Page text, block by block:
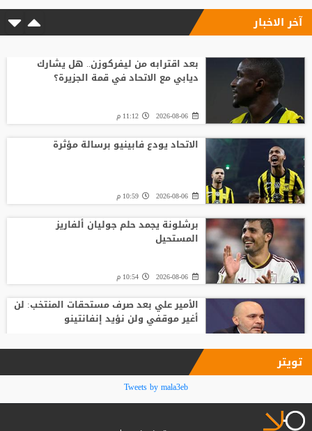
آخر الاخبار
بعد اقترابه من ليفركوزن.. هل يشارك
ديابي مع الاتحاد في قمة الجزيرة؟
2026-08-06 11:12 م
الاتحاد يودع فابينيو برسالة مؤثرة
2026-08-06 10:59 م
برشلونة يجمد حلم جوليان ألفاريز
المستحيل
2026-08-06 10:54 م
الأمير علي بعد صرف مستحقات المنتخب: لن
أغير موقفي ولن نؤيد إنفانتينو
فينيسيوس جونيور يمدد عقده مع ريال
مدريد حتى 2032
تويتر
Tweets by mala3eb